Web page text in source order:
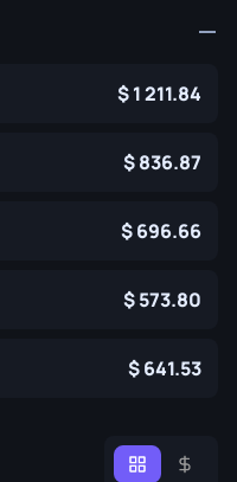
1 211.84
836.87
696.66
573.80
641.53